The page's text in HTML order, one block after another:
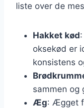
liste over de
Hakket kød
oksekød er
konsistens
sammen og
Æg: Ægget